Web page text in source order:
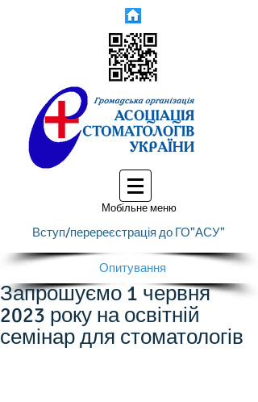
Мобільне меню
Вступ/перереєстрація до ГО"АСУ"
Опитування
Запрошуємо 1 червня
2023 року на освітній
семінар для стоматологів